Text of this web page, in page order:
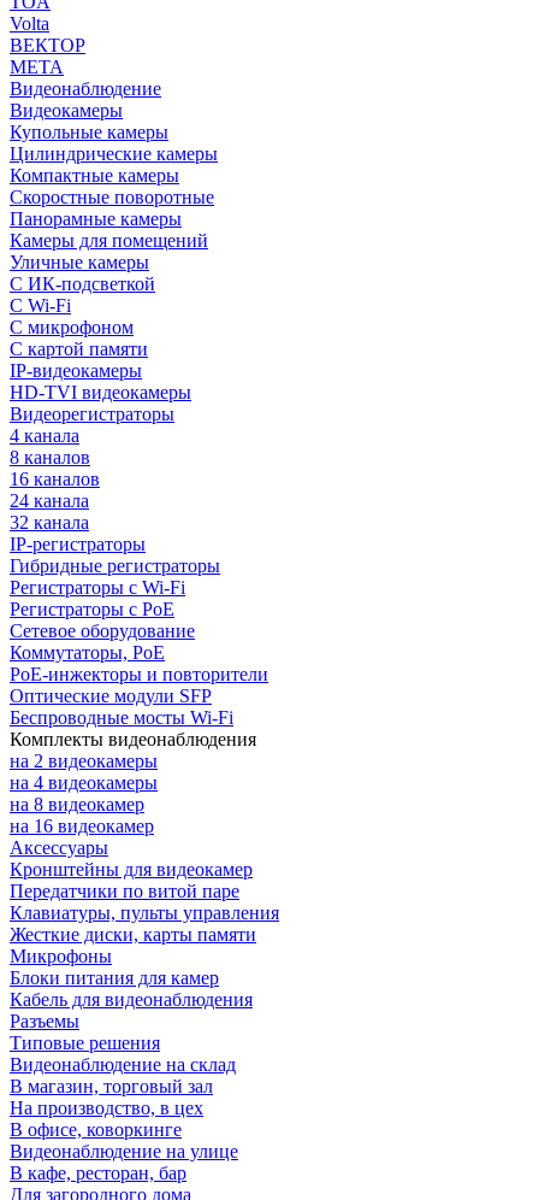
Volta
ВЕКТОР
МЕТА
Видеонаблюдение
Видеокамеры
Купольные камеры
Цилиндрические камеры
Компактные камеры
Скоростные поворотные
Панорамные камеры
Камеры для помещений
Уличные камеры
С ИК-подсветкой
С Wi-Fi
С микрофоном
С картой памяти
IP-видеокамеры
HD-TVI видеокамеры
Видеорегистраторы
4 канала
8 каналов
16 каналов
24 канала
32 канала
IP-регистраторы
Гибридные регистраторы
Регистраторы с Wi-Fi
Регистраторы с PoE
Сетевое оборудование
Коммутаторы, PoE
PoE-инжекторы и повторители
Оптические модули SFP
Беспроводные мосты Wi-Fi
Комплекты видеонаблюдения
на 2 видеокамеры
на 4 видеокамеры
на 8 видеокамер
на 16 видеокамер
Аксессуары
Кронштейны для видеокамер
Передатчики по витой паре
Клавиатуры, пульты управления
Жесткие диски, карты памяти
Микрофоны
Блоки питания для камер
Кабель для видеонаблюдения
Разъемы
Типовые решения
Видеонаблюдение на склад
В магазин, торговый зал
На производство, в цех
В офисе, коворкинге
Видеонаблюдение на улице
В кафе, ресторан, бар
Для загородного дома